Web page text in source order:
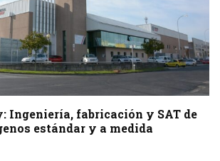
Ingeniería, fabricación y SAT de
estándar y a medida